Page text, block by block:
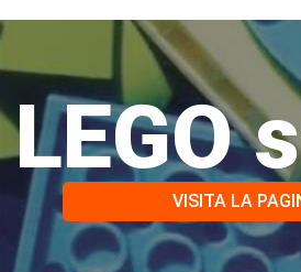
LEGO
VISITA LA